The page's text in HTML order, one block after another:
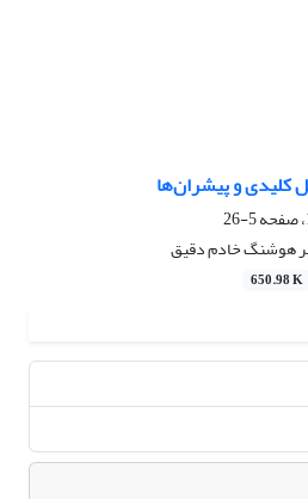
کلیدی و پیشران‌ها
5-26
هوشنگ خادم دقیق
650.98 K